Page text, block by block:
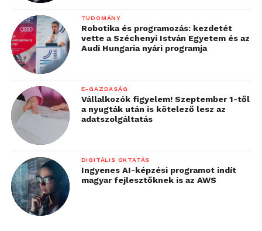
TUDOMÁNY
Robotika és programozás: kezdetét
vette a Széchenyi István Egyetem és az
Audi Hungaria nyári programja
E-GAZDASÁG
Vállalkozók figyelem! Szeptember 1-től
a nyugták után is kötelező lesz az
adatszolgáltatás
DIGITÁLIS OKTATÁS
Ingyenes AI-képzési programot indít
magyar fejlesztőknek is az AWS